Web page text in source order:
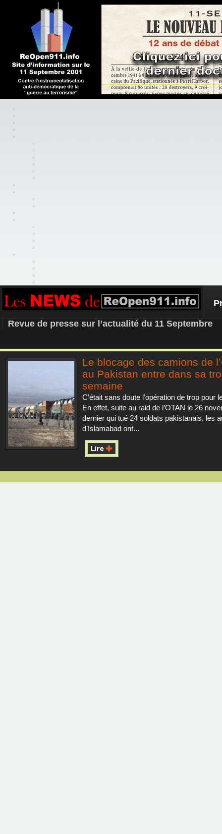
REOPEN911 – NEWS
Revue de presse sur l’actualité du 11 Septembre
Le blocage des camions de
au Pakistan entre dans sa
semaine
C’était sans doute l’opération de trop pour
En effet, suite au raid de l’OTAN le 26
dernier qui tué 24 soldats pakistanais, les
d’Islamabad ont...